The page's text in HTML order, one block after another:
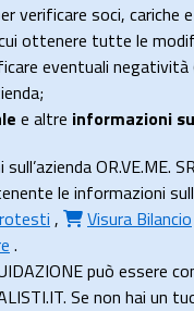
verificare soci, cariche
ottenere tutte le
eventuali
e altre informazioni
OR.VE.ME.
le informazioni
, Visura Bilancio
.
può
Se non hai